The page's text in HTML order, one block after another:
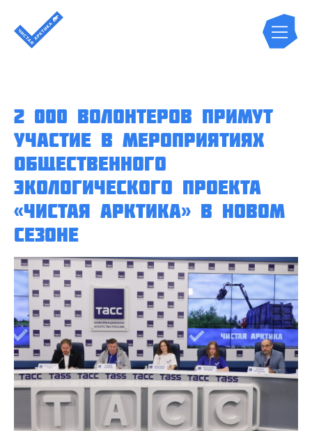
2 000 волонтеров примут
участие в мероприятиях
общественного
экологического проекта
«Чистая Арктика» в новом
сезоне